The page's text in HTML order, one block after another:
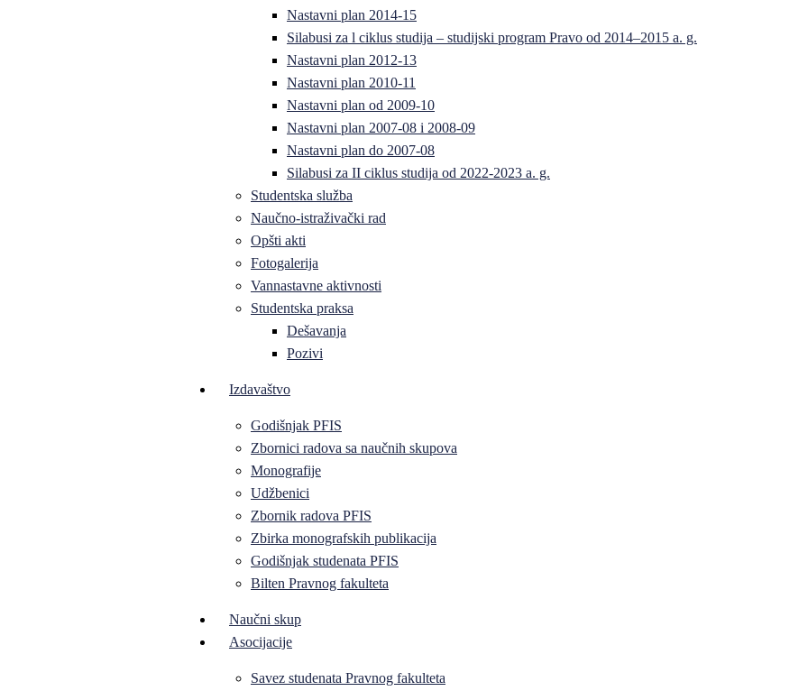
Nastavni plan 2014-15
Silabusi za l ciklus studija – studijski program Pravo od 2014–2015 a. g.
Nastavni plan 2012-13
Nastavni plan 2010-11
Nastavni plan od 2009-10
Nastavni plan 2007-08 i 2008-09
Nastavni plan do 2007-08
Silabusi za II ciklus studija od 2022-2023 a. g.
Studentska služba
Naučno-istraživački rad
Opšti akti
Fotogalerija
Vannastavne aktivnosti
Studentska praksa
Dešavanja
Pozivi
Izdavaštvo
Godišnjak PFIS
Zbornici radova sa naučnih skupova
Monografije
Udžbenici
Zbornik radova PFIS
Zbirka monografskih publikacija
Godišnjak studenata PFIS
Bilten Pravnog fakulteta
Naučni skup
Asocijacije
Savez studenata Pravnog fakulteta